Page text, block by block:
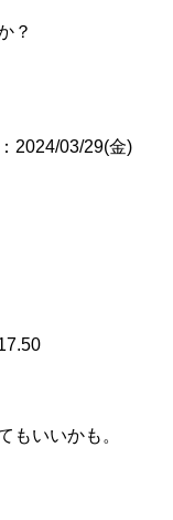
？
：2024/03/29(金)
もいいかも。